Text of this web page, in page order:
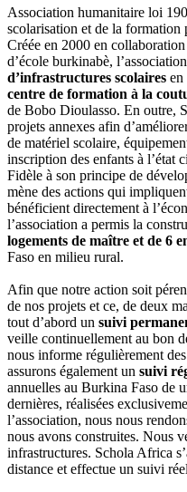
Association humanitaire loi
scolarisation et de la
Créée en 2000 en
d’école burkinabè, l’association
d’infrastructures scolaires en
centre de formation à la
de Bobo Dioulasso. En outre,
projets annexes afin
de matériel scolaire,
inscription des enfants à
Fidèle à son principe de
mène des actions qui
bénéficient directement à
l’association a permis la
logements de maître et de 6
Faso en milieu rural.
Afin que notre action soit
de nos projets et ce, de deux
tout d’abord un suivi
veille continuellement au bon
nous informe régulièrement
assurons également un suivi
annuelles au Burkina Faso de
dernières, réalisées
l’association, nous nous
nous avons construites. Nous
infrastructures. Schola Africa
distance et effectue un suivi